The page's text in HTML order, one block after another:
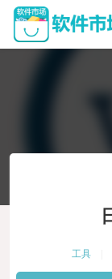
工具